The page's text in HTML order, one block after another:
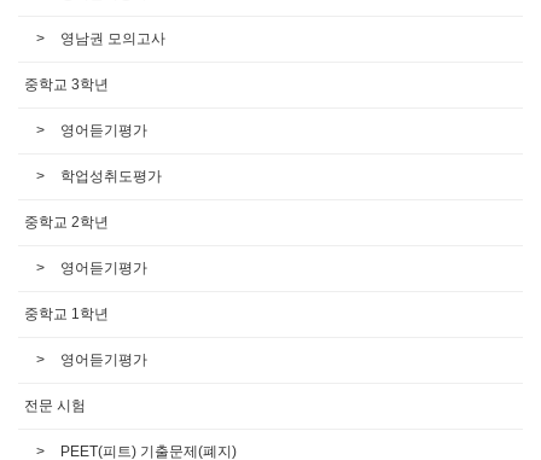
영남권 모의고사
중학교 3학년
영어듣기평가
학업성취도평가
중학교 2학년
영어듣기평가
중학교 1학년
영어듣기평가
전문 시험
PEET(피트) 기출문제(폐지)